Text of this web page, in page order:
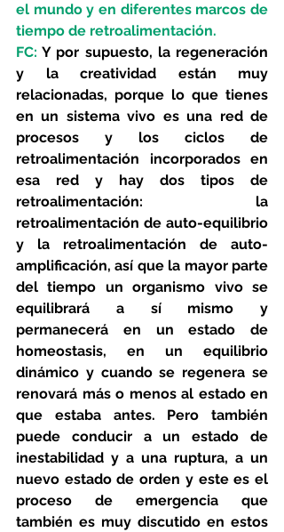
el mundo y en diferentes marcos de
tiempo de retroalimentación.
FC: Y por supuesto, la regeneración
y la creatividad están muy
relacionadas, porque lo que tienes
en un sistema vivo es una red de
procesos y los ciclos de
retroalimentación incorporados en
esa red y hay dos tipos de
retroalimentación: la
retroalimentación de auto-equilibrio
y la retroalimentación de auto-
amplificación, así que la mayor parte
del tiempo un organismo vivo se
equilibrará a sí mismo y
permanecerá en un estado de
homeostasis, en un equilibrio
dinámico y cuando se regenera se
renovará más o menos al estado en
que estaba antes. Pero también
puede conducir a un estado de
inestabilidad y a una ruptura, a un
nuevo estado de orden y este es el
proceso de emergencia que
también es muy discutido en estos